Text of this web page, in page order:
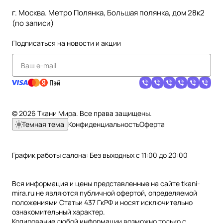
г. Москва. Метро Полянка, Большая полянка, дом 28к2
(по записи)
Подписаться на новости и акции
© 2026 Ткани Мира. Все права защищены.
Темная тема КонфиденциальностьОферта
График работы салона: Без выходных с 11:00 до 20:00
Вся информация и цены представленные на сайте tkani-
mira.ru не являются публичной офертой, определяемой
положениями Статьи 437 ГкРФ и носят исключительно
ознакомительный характер.